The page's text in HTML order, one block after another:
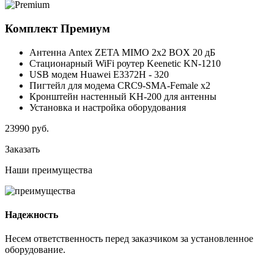
КомплектПремиум
Антенна Antex ZETA MIMO 2x2 BOX 20 дБ
Стационарный WiFi роутер Keenetic KN-1210
USB модем Huawei E3372H - 320
Пигтейл для модема CRC9-SMA-Female x2
Кронштейн настенный KH-200 для антенны
Установка и настройка оборудования
23990 руб.
Заказать
Наши преимущества
Надежность
Несем ответственность перед заказчиком за установленное
оборудование.